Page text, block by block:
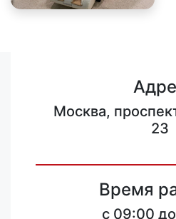
Москва,
23
Время
c 09:00